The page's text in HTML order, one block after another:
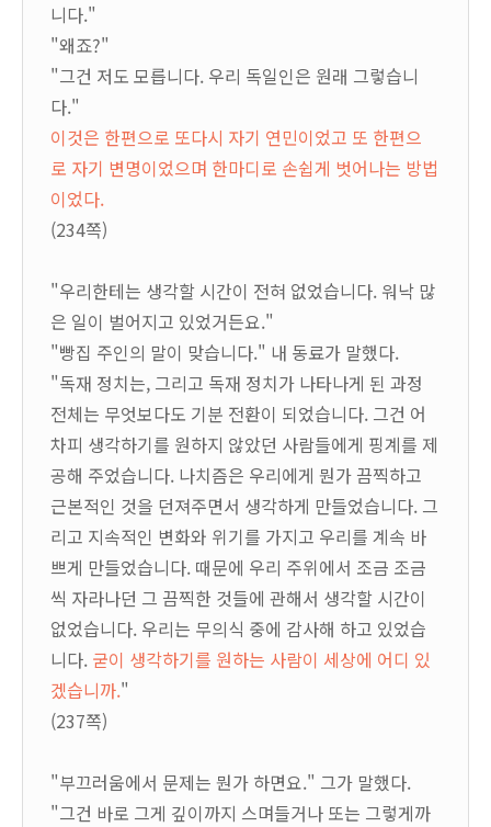
니다."
"왜죠?"
"그건 저도 모릅니다. 우리 독일인은 원래 그렇습니
다."
이것은 한편으로 또다시 자기 연민이었고 또 한편으
로 자기 변명이었으며 한마디로 손쉽게 벗어나는 방법
이었다.
(234쪽)
"우리한테는 생각할 시간이 전혀 없었습니다. 워낙 많
은 일이 벌어지고 있었거든요."
"빵집 주인의 말이 맞습니다." 내 동료가 말했다.
"독재 정치는, 그리고 독재 정치가 나타나게 된 과정
전체는 무엇보다도 기분 전환이 되었습니다. 그건 어
차피 생각하기를 원하지 않았던 사람들에게 핑계를 제
공해 주었습니다. 나치즘은 우리에게 뭔가 끔찍하고
근본적인 것을 던져주면서 생각하게 만들었습니다. 그
리고 지속적인 변화와 위기를 가지고 우리를 계속 바
쁘게 만들었습니다. 때문에 우리 주위에서 조금 조금
씩 자라나던 그 끔찍한 것들에 관해서 생각할 시간이
없었습니다. 우리는 무의식 중에 감사해 하고 있었습
니다. 굳이 생각하기를 원하는 사람이 세상에 어디 있
겠습니까."
(237쪽)
"부끄러움에서 문제는 뭔가 하면요." 그가 말했다.
"그건 바로 그게 깊이까지 스며들거나 또는 그렇게까